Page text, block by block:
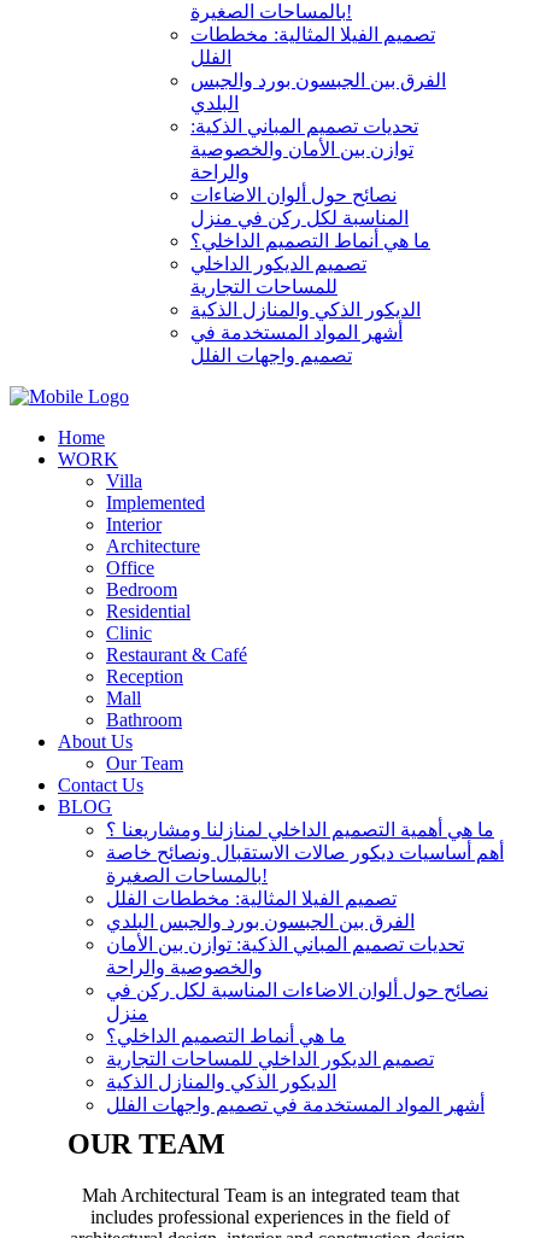
بالمساحات الصغيرة!
تصميم الفيلا المثالية: مخططات
الفلل
الفرق بين الجبسون بورد والجبس
البلدي
تحديات تصميم المباني الذكية:
توازن بين الأمان والخصوصية
والراحة
نصائح حول ألوان الاضاءات
المناسبة لكل ركن في منزل
ما هي أنماط التصميم الداخلي؟
تصميم الديكور الداخلي
للمساحات التجارية
الديكور الذكي والمنازل الذكية
أشهر المواد المستخدمة في
تصميم واجهات الفلل
Home
WORK
Villa
Implemented
Interior
Architecture
Office
Bedroom
Residential
Clinic
Restaurant & Café
Reception
Mall
Bathroom
About Us
Our Team
Contact Us
BLOG
ما هي أهمية التصميم الداخلي لمنازلنا ومشاريعنا ؟
أهم أساسيات ديكور صالات الاستقبال ونصائح خاصة
بالمساحات الصغيرة!
تصميم الفيلا المثالية: مخططات الفلل
الفرق بين الجبسون بورد والجبس البلدي
تحديات تصميم المباني الذكية: توازن بين الأمان
والخصوصية والراحة
نصائح حول ألوان الاضاءات المناسبة لكل ركن في
منزل
ما هي أنماط التصميم الداخلي؟
تصميم الديكور الداخلي للمساحات التجارية
الديكور الذكي والمنازل الذكية
أشهر المواد المستخدمة في تصميم واجهات الفلل
OUR TEAM
Mah Architectural Team is an integrated team that
includes professional experiences in the field of